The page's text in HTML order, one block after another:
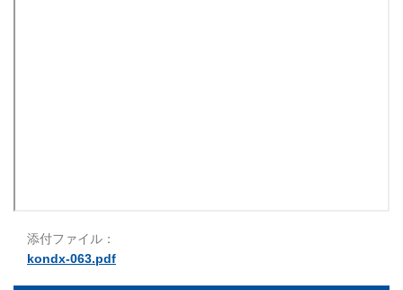
添付ファイル：
kondx-063.pdf